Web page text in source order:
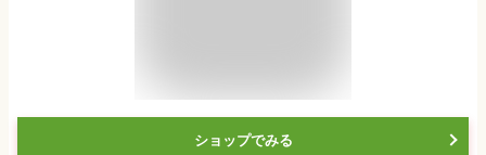
ショップでみる